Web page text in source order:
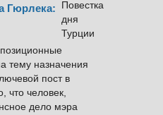
Гюрлека:
тему назначения
пост в
что человек,
дело мэра